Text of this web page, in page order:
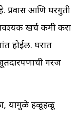
प्रवास आणि घरगुती
खर्च कमी करा
होईल. घरात
गरज
यामुळे हळूहळू